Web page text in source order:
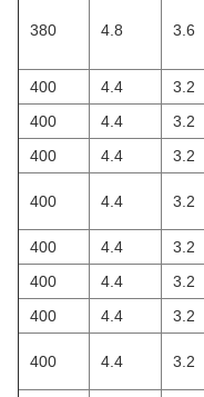
380 4.8 3.6
400
4.4 3.2
400
4.4 3.2
400
4.4 3.2
400 4.4 3.2
400
4.4 3.2
400
4.4 3.2
400
4.4 3.2
400 4.4 3.2